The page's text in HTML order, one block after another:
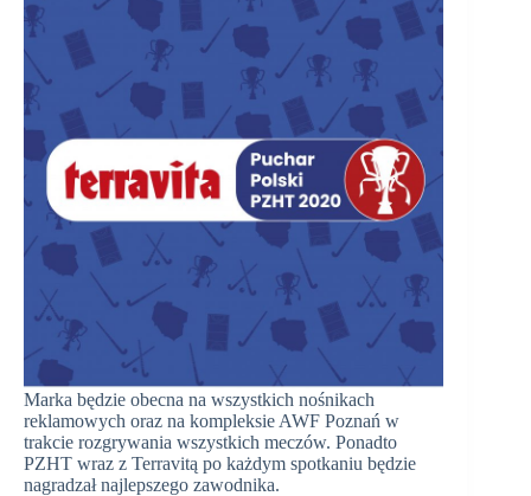
Marka będzie obecna na wszystkich nośnikach
reklamowych oraz na kompleksie AWF Poznań w
trakcie rozgrywania wszystkich meczów. Ponadto
PZHT wraz z Terravitą po każdym spotkaniu będzie
nagradzał najlepszego zawodnika.